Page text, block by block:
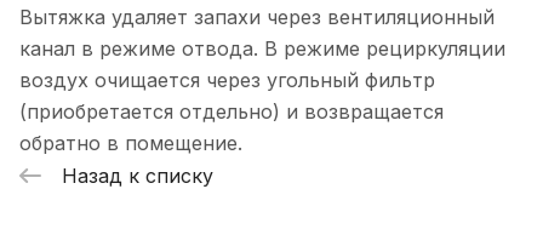
Вытяжка удаляет запахи через вентиляционный
канал в режиме отвода. В режиме рециркуляции
воздух очищается через угольный фильтр
(приобретается отдельно) и возвращается
обратно в помещение.
Назад к списку